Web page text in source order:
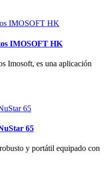
IMOSOFT HK
Imosoft, es una aplicación
65
y portátil equipado con